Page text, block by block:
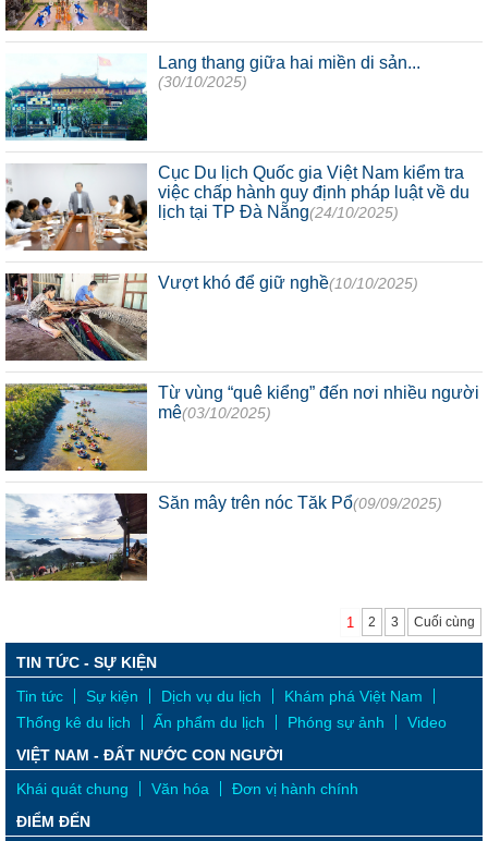
Lang thang giữa hai miền di sản...
(30/10/2025)
Cục Du lịch Quốc gia Việt Nam kiểm tra
việc chấp hành quy định pháp luật về du
lịch tại TP Đà Nẵng(24/10/2025)
Vượt khó để giữ nghề(10/10/2025)
Từ vùng “quê kiểng” đến nơi nhiều người
mê(03/10/2025)
Săn mây trên nóc Tăk Pổ(09/09/2025)
1 2 3 Cuối cùng
TIN TỨC - SỰ KIỆN
Tin tức
Sự kiện Dịch vụ du lịch
Khám phá Việt Nam
Thống kê du lịch
Ấn phẩm du lịch Phóng sự ảnh
Video
VIỆT NAM - ĐẤT NƯỚC CON NGƯỜI
Khái quát chung
Văn hóa
Đơn vị hành chính
ĐIỂM ĐẾN